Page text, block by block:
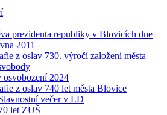
prezidenta republiky v Blovicích dne
2011
z oslav 730. výročí založení města
osvobození 2024
z oslav 740 let města Blovice
večer v LD
let ZUŠ